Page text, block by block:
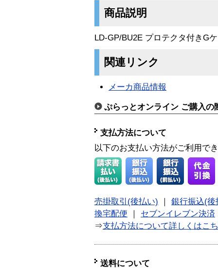
商品説明
LD-GP/BU2E プロテクタ付きG
関連リンク
メーカ商品情報
ぷらっとオンライン ご購入の
支払方法について
以下のお支払い方法がご利用で
売掛取引(後払い)
銀行振込(後
換宅配便
セブンイレブン決済
⇒支払方法について詳しくはこ
送料について